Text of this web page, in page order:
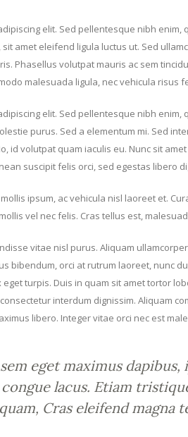
elit. Sed pellentesque nibh
amet eleifend ligula luctus ut. Sed
Phasellus volutpat mauris ac sem
malesuada ligula, nec vehicula risus
elit. Sed pellentesque nibh enim,
purus. Sed a elementum mi. Sed
id volutpat quam iaculis eu. Nunc sit
suscipit felis orci, sed egestas libero
ipsum, ac vehicula nisl laoreet et.
vel nec felis. Cras tellus est,
vitae nisl purus. Aliquam
bibendum, orci at rutrum laoreet, nunc
turpis. Duis in quam sit amet tortor
interdum dignissim. Aliquam
libero. Integer vitae orci nec est
eget maximus
lacus. Etiam
Cras eleifend magna